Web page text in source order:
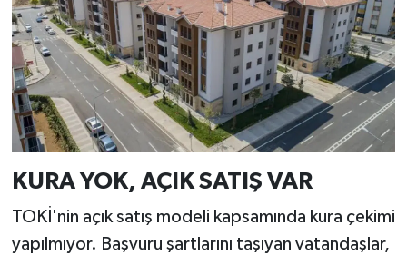
KURA YOK, AÇIK SATIŞ VAR
TOKİ'nin açık satış modeli kapsamında kura çekimi
yapılmıyor. Başvuru şartlarını taşıyan vatandaşlar,